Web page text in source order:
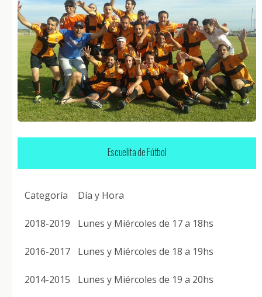
Escuelita de Fútbol
Categoría Día y Hora
2018-2019 Lunes y Miércoles de 17 a 18hs
2016-2017 Lunes y Miércoles de 18 a 19hs
2014-2015 Lunes y Miércoles de 19 a 20hs